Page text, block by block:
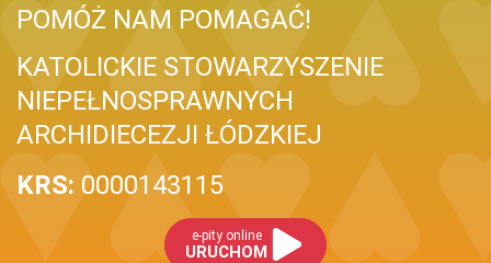
POMÓŻ NAM POMAGAĆ!
KATOLICKIE STOWARZYSZENIE
NIEPEŁNOSPRAWNYCH
ARCHIDIECEZJI ŁÓDZKIEJ
KRS: 0000143115
e-pity online
URUCHOM